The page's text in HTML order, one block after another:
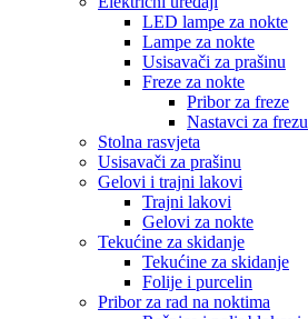
LED lampe za nokte
Lampe za nokte
Usisavači za prašinu
Freze za nokte
Pribor za freze
Nastavci za frezu
Stolna rasvjeta
Usisavači za prašinu
Gelovi i trajni lakovi
Trajni lakovi
Gelovi za nokte
Tekućine za skidanje
Tekućine za skidanje
Folije i purcelin
Pribor za rad na noktima